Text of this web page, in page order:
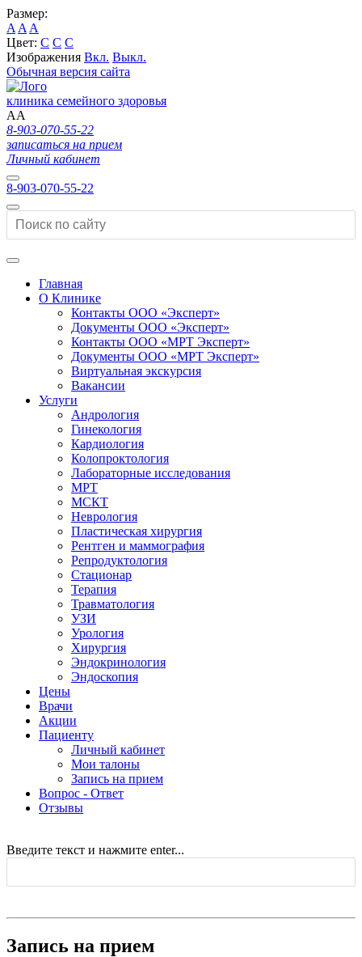
Размер:
A A A
Цвет: C C C
Изображения Вкл. Выкл.
Обычная версия сайта
клиника семейного здоровья
AA
8-903-070-55-22
записаться на прием
Личный кабинет
8-903-070-55-22
Главная
О Клинике
Контакты ООО «Эксперт»
Документы ООО «Эксперт»
Контакты ООО «МРТ Эксперт»
Документы ООО «МРТ Эксперт»
Виртуальная экскурсия
Вакансии
Услуги
Андрология
Гинекология
Кардиология
Колопроктология
Лабораторные исследования
МРТ
МСКТ
Неврология
Пластическая хирургия
Рентген и маммография
Репродуктология
Стационар
Терапия
Травматология
УЗИ
Урология
Хирургия
Эндокринология
Эндоскопия
Цены
Врачи
Акции
Пациенту
Личный кабинет
Мои талоны
Запись на прием
Вопрос - Ответ
Отзывы
Введите текст и нажмите enter...
Запись на прием